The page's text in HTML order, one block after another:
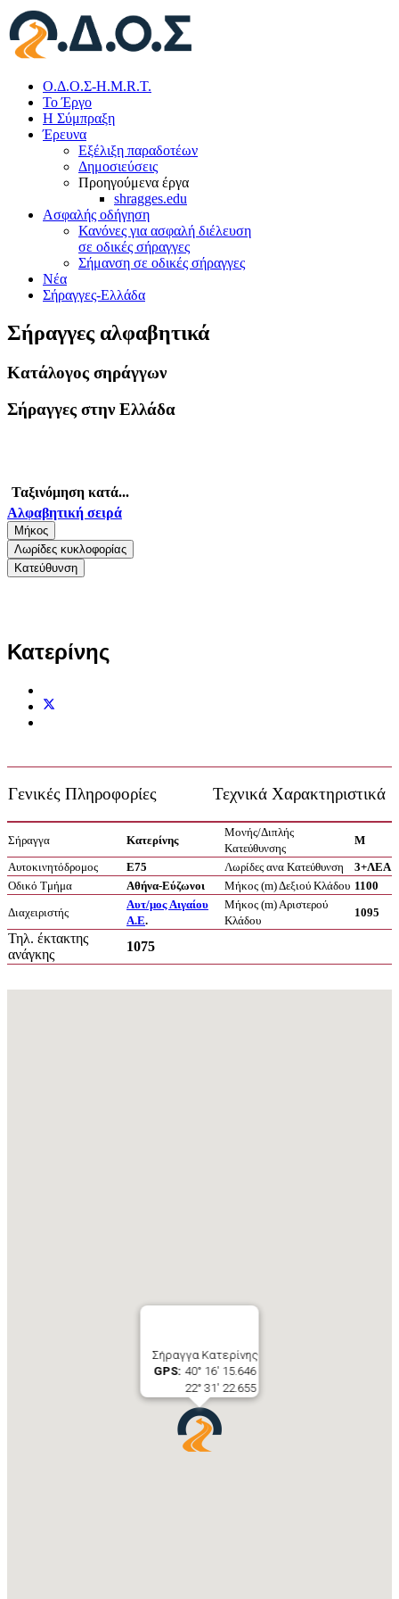
Ο.Δ.Ο.Σ-H.M.R.T.
Το Έργο
Η Σύμπραξη
Έρευνα
Εξέλιξη παραδοτέων
Δημοσιεύσεις
Προηγούμενα έργα
shragges.edu
Ασφαλής οδήγηση
Κανόνες για ασφαλή διέλευση
σε οδικές σήραγγες
Σήμανση σε οδικές σήραγγες
Νέα
Σήραγγες-Ελλάδα
Σήραγγες αλφαβητικά
Κατάλογος σηράγγων
Σήραγγες στην Ελλάδα
Ταξινόμηση κατά...
Αλφαβητική σειρά
Μήκος
Λωρίδες κυκλοφορίας
Κατεύθυνση
Κατερίνης
Γενικές Πληροφορίες Τεχνικά Χαρακτηριστικά
Σήραγγα Κατερίνης
Μονής/Διπλής
Κατεύθυνσης
Μ
Αυτοκινητόδρομος
Ε75 Λωρίδες ανα Κατεύθυνση
3+ΛΕΑ
Οδικό Τμήμα
Αθήνα-Εύζωνοι Μήκος (m) Δεξιού Κλάδου 1100
Διαχειριστής
Αυτ/μος Αιγαίου
Α.Ε.
Μήκος (m) Αριστερού
Κλάδου
1095
Τηλ. έκτακτης
ανάγκης
1075
Σήραγγα Κατερίνης
GPS: 40° 16' 15.646
22° 31' 22.655